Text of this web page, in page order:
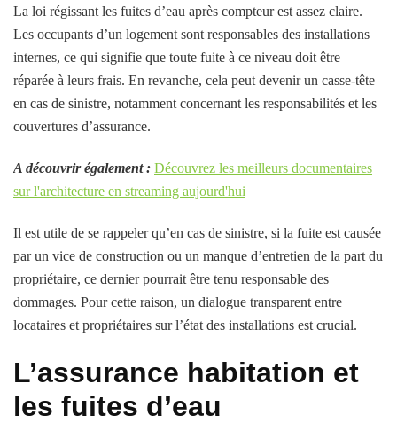
La loi régissant les fuites d’eau après compteur est assez claire.
Les occupants d’un logement sont responsables des installations
internes, ce qui signifie que toute fuite à ce niveau doit être
réparée à leurs frais. En revanche, cela peut devenir un casse-tête
en cas de sinistre, notamment concernant les responsabilités et les
couvertures d’assurance.
A découvrir également : Découvrez les meilleurs documentaires
sur l'architecture en streaming aujourd'hui
Il est utile de se rappeler qu’en cas de sinistre, si la fuite est causée
par un vice de construction ou un manque d’entretien de la part du
propriétaire, ce dernier pourrait être tenu responsable des
dommages. Pour cette raison, un dialogue transparent entre
locataires et propriétaires sur l’état des installations est crucial.
L’assurance habitation et
les fuites d’eau